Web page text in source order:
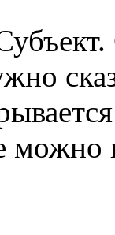
можно